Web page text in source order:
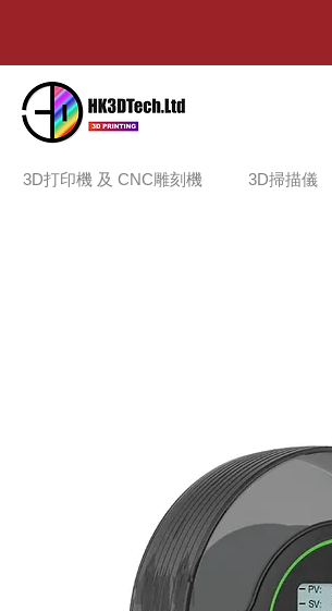
3D打印機 及 CNC雕刻機 3D掃描儀